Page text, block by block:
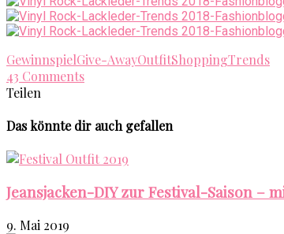
GewinnspielGive-AwayOutfitShoppingTrends
43 Comments
Teilen
Das könnte dir auch gefallen
Jeansjacken-DIY zur Festival-Saison –
9. Mai 2019